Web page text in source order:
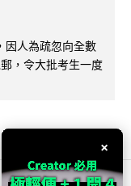
因人為疏忽向全數
，令大批考生一度
×